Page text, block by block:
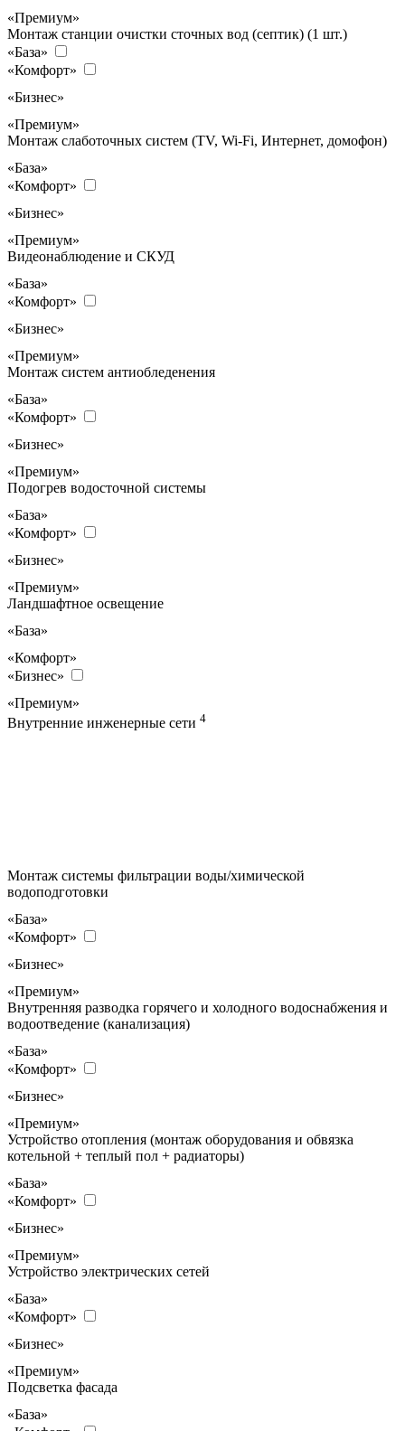
«Премиум»
Монтаж станции очистки сточных вод (септик) (1 шт.)
«База»
«Комфорт»
«Бизнес»
«Премиум»
Монтаж слаботочных систем (TV, Wi-Fi, Интернет, домофон)
«База»
«Комфорт»
«Бизнес»
«Премиум»
Видеонаблюдение и СКУД
«База»
«Комфорт»
«Бизнес»
«Премиум»
Монтаж систем антиобледенения
«База»
«Комфорт»
«Бизнес»
«Премиум»
Подогрев водосточной системы
«База»
«Комфорт»
«Бизнес»
«Премиум»
Ландшафтное освещение
«База»
«Комфорт»
«Бизнес»
«Премиум»
Внутренние инженерные сети 4
Монтаж системы фильтрации воды/химической
водоподготовки
«База»
«Комфорт»
«Бизнес»
«Премиум»
Внутренняя разводка горячего и холодного водоснабжения и
водоотведение (канализация)
«База»
«Комфорт»
«Бизнес»
«Премиум»
Устройство отопления (монтаж оборудования и обвязка
котельной + теплый пол + радиаторы)
«База»
«Комфорт»
«Бизнес»
«Премиум»
Устройство электрических сетей
«База»
«Комфорт»
«Бизнес»
«Премиум»
Подсветка фасада
«База»